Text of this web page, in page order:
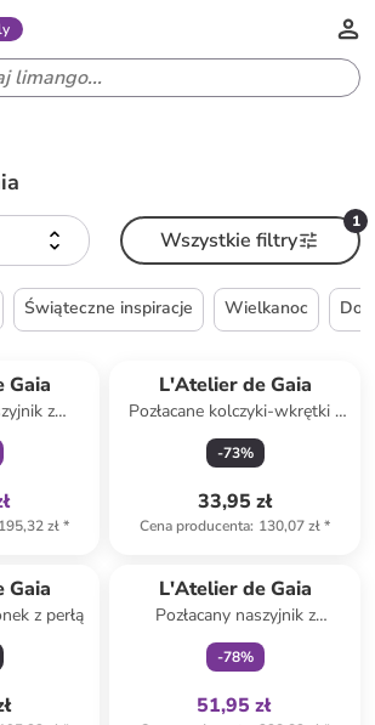
1
Wszystkie filtry
Świąteczne inspiracje Wielkanoc
Gaia
z
50 cm
195,32 zł*
L'Atelier de Gaia
Pozłacane kolczyki-wkrętki z
tygrysim okiem
-73%
33,95 zł
Cena producenta: 130,07 zł*
Gaia
z perłą
L'Atelier de Gaia
Pozłacany naszyjnik z
kryształami - dł. 45 cm
-78%
51,95 zł